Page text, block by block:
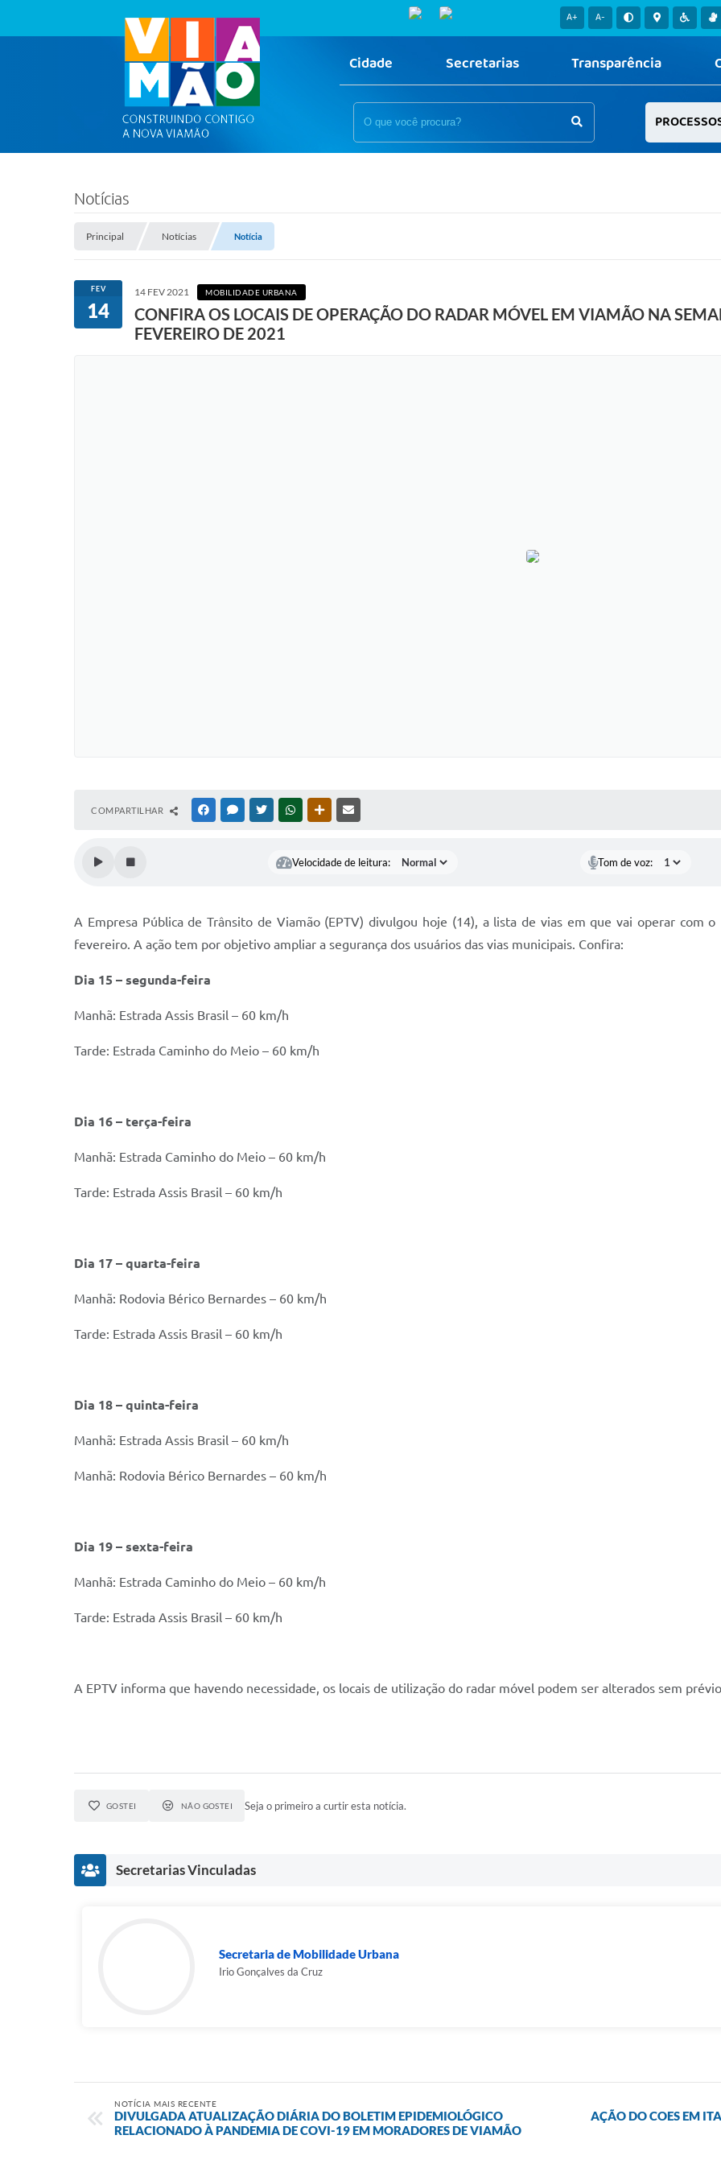
A+ A-
Cidade Secretarias Transparência
Notícias
Principal Notícias Notícia
FEV
14
14 FEV 2021 MOBILIDADE URBANA
CONFIRA OS LOCAIS DE OPERAÇÃO DO RADAR MÓVEL EM VIAMÃO NA
FEVEREIRO DE 2021
COMPARTILHAR FACEBOOKMESSENGER
TWITTERWHATSAPPOUTRAS MÍDIAS
Velocidade de leitura: Tom de voz:
A Empresa Pública de Trânsito de Viamão (EPTV) divulgou hoje (14), a lista de vias em que vai operar com
fevereiro. A ação tem por objetivo ampliar a segurança dos usuários das vias municipais. Confira:
Dia 15 – segunda-feira
Manhã: Estrada Assis Brasil – 60 km/h
Tarde: Estrada Caminho do Meio – 60 km/h
Dia 16 – terça-feira
Manhã: Estrada Caminho do Meio – 60 km/h
Tarde: Estrada Assis Brasil – 60 km/h
Dia 17 – quarta-feira
Manhã: Rodovia Bérico Bernardes – 60 km/h
Tarde: Estrada Assis Brasil – 60 km/h
Dia 18 – quinta-feira
Manhã: Estrada Assis Brasil – 60 km/h
Manhã: Rodovia Bérico Bernardes – 60 km/h
Dia 19 – sexta-feira
Manhã: Estrada Caminho do Meio – 60 km/h
Tarde: Estrada Assis Brasil – 60 km/h
A EPTV informa que havendo necessidade, os locais de utilização do radar móvel podem ser alterados sem
GOSTEI NÃO GOSTEI Seja o primeiro a curtir esta notícia.
Secretarias Vinculadas
Secretaria de Mobilidade Urbana
Irio Gonçalves da Cruz
NOTÍCIA MAIS RECENTE
DIVULGADA ATUALIZAÇÃO DIÁRIA DO BOLETIM EPIDEMIOLÓGICO
RELACIONADO À PANDEMIA DE COVI-19 EM MORADORES DE VIAMÃO
AÇÃO DO COES EM